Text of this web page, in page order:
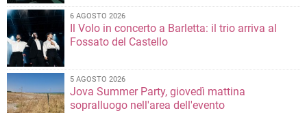
6 AGOSTO 2026
Il Volo in concerto a Barletta: il trio arriva al
Fossato del Castello
5 AGOSTO 2026
Jova Summer Party, giovedì mattina
sopralluogo nell'area dell'evento